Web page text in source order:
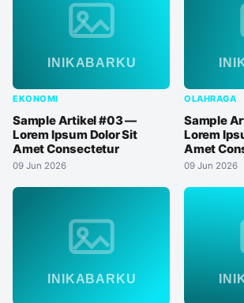
EKONOMI
Sample Artikel #03 —
Lorem Ipsum Dolor Sit
Amet Consectetur
09 Jun 2026
OLAHRAGA
Sample
Lorem
Amet
09 Jun 2026